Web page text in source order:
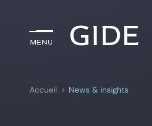
Menu
Menu
Accueil News & insights